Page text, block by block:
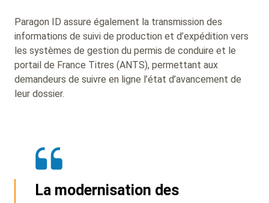
Paragon ID assure également la transmission des
informations de suivi de production et d’expédition vers
les systèmes de gestion du permis de conduire et le
portail de France Titres (ANTS), permettant aux
demandeurs de suivre en ligne l’état d’avancement de
leur dossier.
La modernisation des